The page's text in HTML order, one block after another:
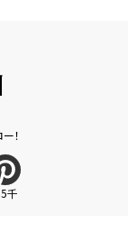
！
千